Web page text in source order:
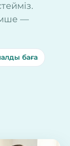
—
баға